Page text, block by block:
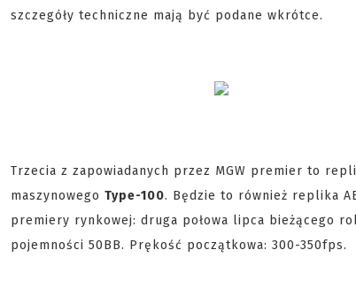
szczegóły techniczne mają być podane wkrótce.
Trzecia z zapowiadanych przez MGW premier to
maszynowego Type-100. Będzie to również replika
premiery rynkowej: druga połowa lipca bieżącego
pojemności 50BB. Prękość początkowa: 300-350fps.